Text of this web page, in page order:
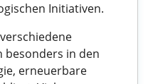
Initiativen.
besonders in den
erneuerbare